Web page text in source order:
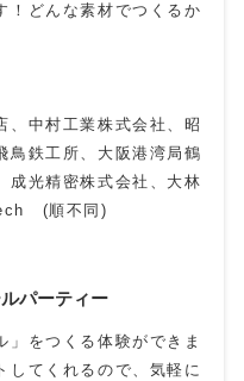
！どんな素材でつくるか
、中村工業株式会社、昭
鳥鉄工所、大阪港湾局鶴
成光精密株式会社、大林
(順不同)
パーティー
」をつくる体験ができま
してくれるので、気軽に